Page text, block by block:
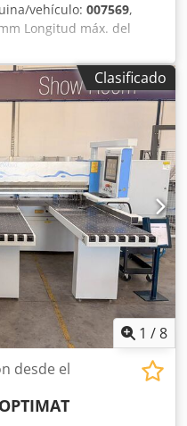
vehículo: 007569,
Longitud máx. del
para tablero máx.:
Alisrf
sí
Clasificado
1 /8
desde el